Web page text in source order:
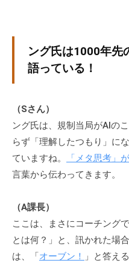
ング氏は1000年先
語っている！
（Sさん）
ング氏は、規制当局がAIの
らず「理解したつもり」に
ていますね。
「メタ思考」
言葉から伝わってきます。
（A課長）
ここは、まさにコーチング
とは何？」と、訊かれた場
は、「オーブン！ 」と答え